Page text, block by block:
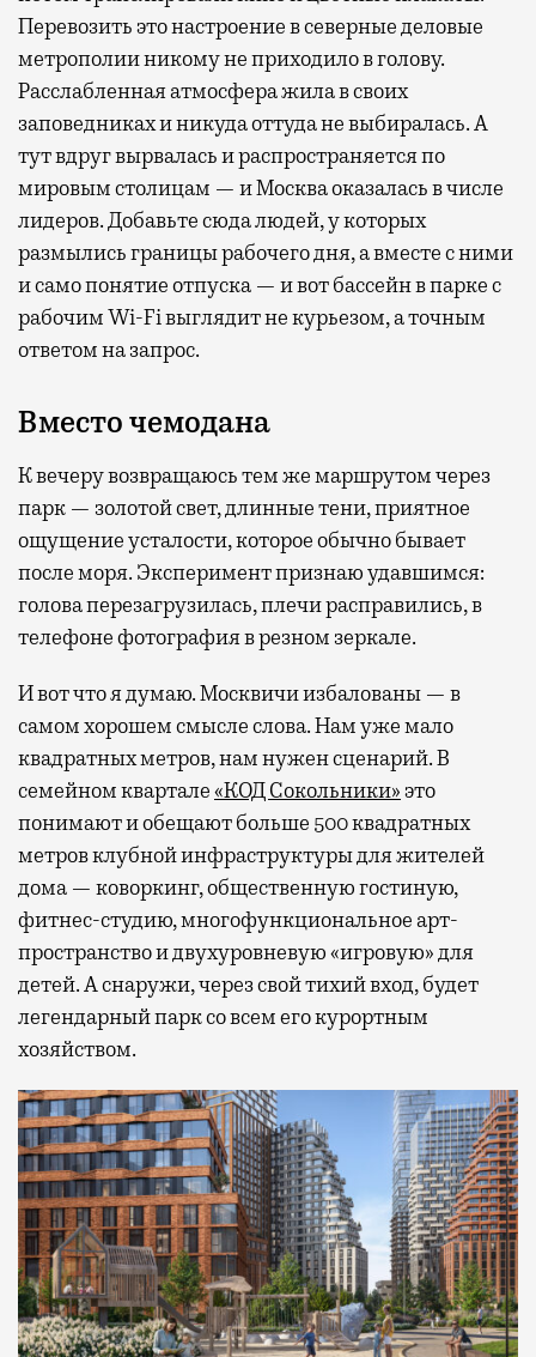
Перевозить это настроение в северные деловые
метрополии никому не приходило в голову.
Расслабленная атмосфера жила в своих
заповедниках и никуда оттуда не выбиралась. А
тут вдруг вырвалась и распространяется по
мировым столицам — и Москва оказалась в числе
лидеров. Добавьте сюда людей, у которых
размылись границы рабочего дня, а вместе с ними
и само понятие отпуска — и вот бассейн в парке с
рабочим Wi-Fi выглядит не курьезом, а точным
ответом на запрос.
Вместо чемодана
К вечеру возвращаюсь тем же маршрутом через
парк — золотой свет, длинные тени, приятное
ощущение усталости, которое обычно бывает
после моря. Эксперимент признаю удавшимся:
голова перезагрузилась, плечи расправились, в
телефоне фотография в резном зеркале.
И вот что я думаю. Москвичи избалованы — в
самом хорошем смысле слова. Нам уже мало
квадратных метров, нам нужен сценарий. В
семейном квартале«КОД Сокольники»это
понимают и обещают больше 500 квадратных
метров клубной инфраструктуры для жителей
дома — коворкинг, общественную гостиную,
фитнес-студию, многофункциональное арт-
пространство и двухуровневую «игровую» для
детей. А снаружи, через свой тихий вход, будет
легендарный парк со всем его курортным
хозяйством.